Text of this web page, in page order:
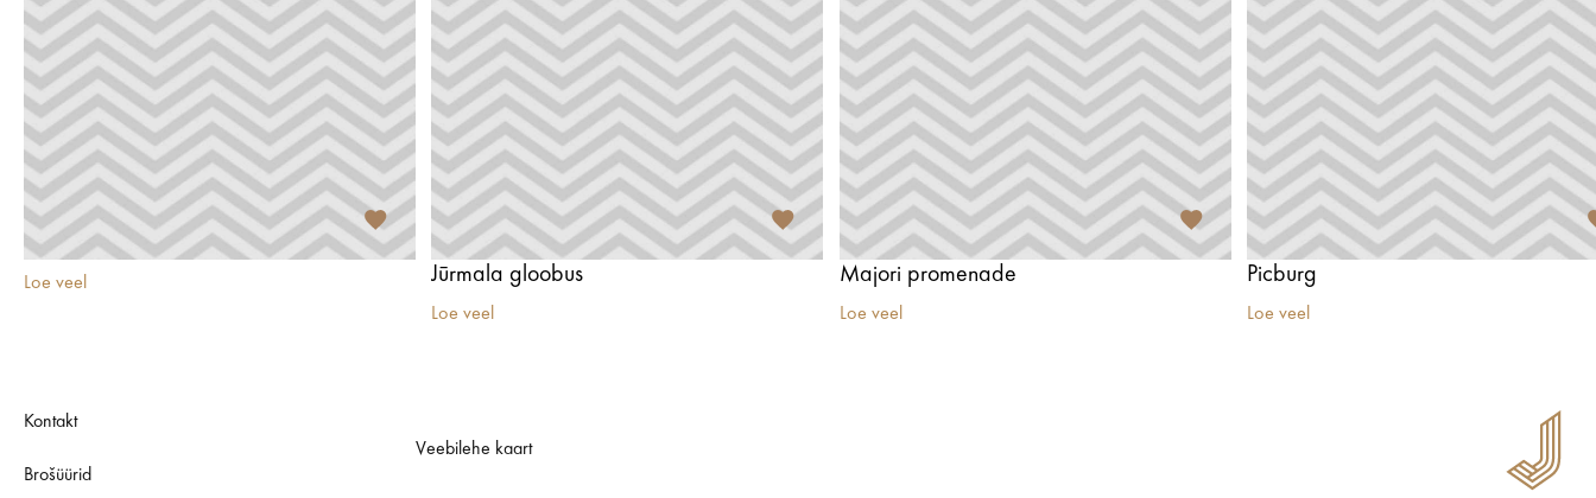
Loe veel Jūrmala gloobus
Loe veel
Majori promenade
Loe veel
Picburg
Loe veel
Kontakt
Brošüürid
Veebilehe kaart